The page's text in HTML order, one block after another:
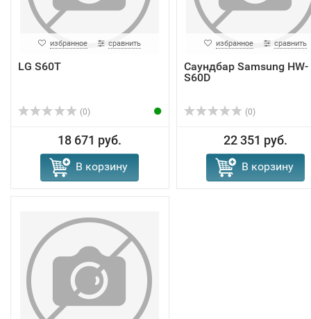
избранное сравнить
LG S60T
(0)
18 671 руб.
В корзину
избранное сравнить
Саундбар Samsung HW-
S60D
(0)
22 351 руб.
В корзину